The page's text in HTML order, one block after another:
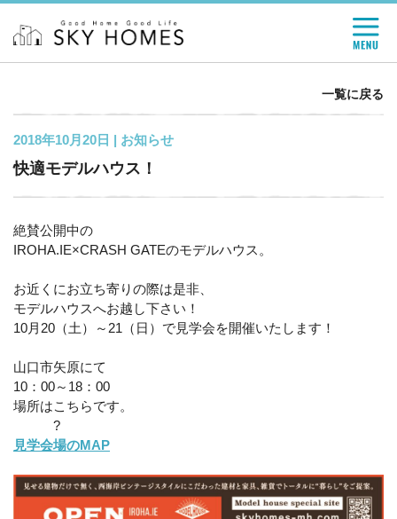
一覧に戻る
2018年10月20日 | お知らせ
快適モデルハウス！
絶賛公開中の
IROHA.IE×CRASH GATEのモデルハウス。
お近くにお立ち寄りの際は是非、
モデルハウスへお越し下さい！
10月20（土）～21（日）で見学会を開催いたします！
山口市矢原にて
10：00～18：00
場所はこちらです。
?
見学会場のMAP